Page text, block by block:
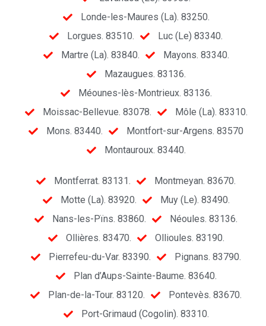
Londe-les-Maures (La). 83250.
Lorgues. 83510.
Luc (Le) 83340.
Martre (La). 83840.
Mayons. 83340.
Mazaugues. 83136.
Méounes-lès-Montrieux. 83136.
Moissac-Bellevue. 83078.
Môle (La). 83310.
Mons. 83440.
Montfort-sur-Argens. 83570
Montauroux. 83440.
Montferrat. 83131.
Montmeyan. 83670.
Motte (La). 83920.
Muy (Le). 83490.
Nans-les-Pïns. 83860.
Néoules. 83136.
Ollières. 83470.
Ollioules. 83190.
Pierrefeu-du-Var. 83390.
Pignans. 83790.
Plan d’Aups-Sainte-Baume. 83640.
Plan-de-la-Tour. 83120.
Pontevès. 83670.
Port-Grimaud (Cogolin). 83310.